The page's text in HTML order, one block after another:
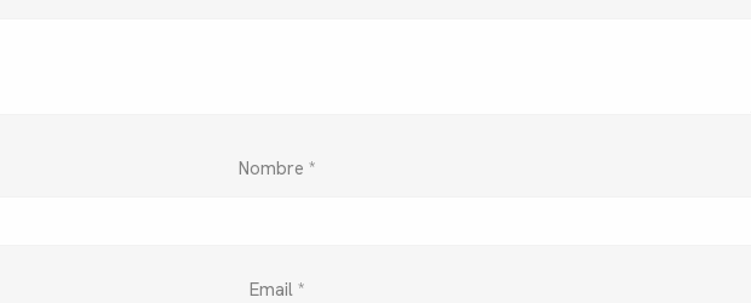
Nombre *
Email *